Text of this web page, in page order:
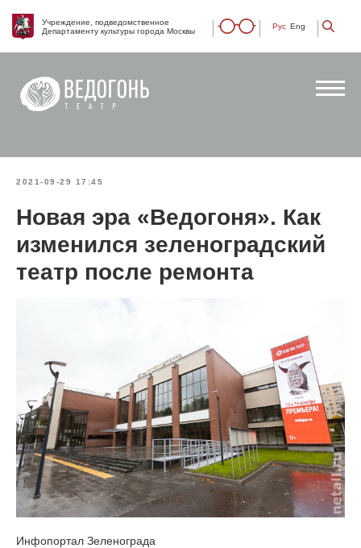
Учреждение, подведомственное
Департаменту культуры города Москвы
Рус Eng
2021-09-29 17:45
Новая эра «Ведогоня». Как
изменился зеленоградский
театр после ремонта
Инфопортал Зеленограда